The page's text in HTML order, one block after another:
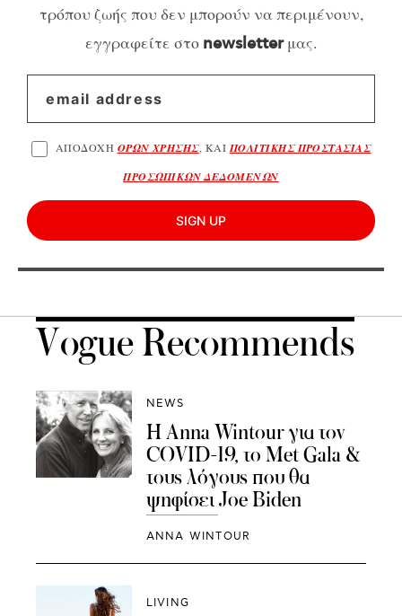
τρόπου ζωής που δεν μπορούν να περιμένουν,
εγγραφείτε στο newsletterμας.
ΑΠΟΔΟΧΗ ΟΡΩΝ ΧΡΗΣΗΣ, ΚΑΙ ΠΟΛΙΤΙΚΗΣ ΠΡΟΣΤΑΣΙΑΣ
ΠΡΟΣΩΠΙΚΩΝ ΔΕΔΟΜΕΝΩΝ
SIGN UP
Vogue Recommends
NEWS
Η Anna Wintour για τον
COVID-19, το Met Gala &
τους λόγους που θα
ψηφίσει Joe Biden
ANNA WINTOUR
LIVING